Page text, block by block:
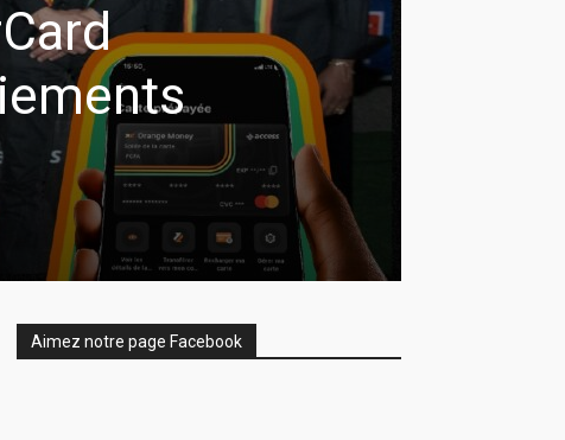
Aimez notre page Facebook